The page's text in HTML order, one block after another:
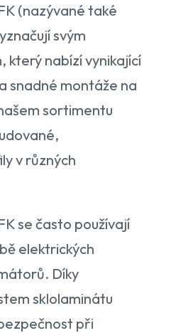
(nazývané také
svým
který nabízí vynikající
snadné montáže na
sortimentu
v různých
se často používají
elektrických
Díky
sklolaminátu
při